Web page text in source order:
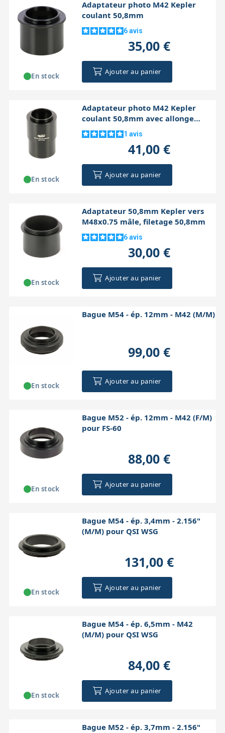
Adaptateur photo M42 Kepler
coulant 50,8mm
6avis
35,00 €
Ajouter au panier
En stock
Adaptateur photo M42 Kepler
coulant 50,8mm avec allonge
40mm
1 avis
41,00 €
Ajouter au panier
En stock
Adaptateur 50,8mm Kepler vers
M48x0.75 mâle, filetage 50,8mm
6avis
30,00 €
Ajouter au panier
En stock
Bague M54 - ép. 12mm - M42 (M/M)
99,00 €
Ajouter au panier
En stock
Bague M52 - ép. 12mm - M42 (F/M)
pour FS-60
88,00 €
Ajouter au panier
En stock
Bague M54 - ép. 3,4mm - 2.156"
(M/M) pour QSI WSG
131,00 €
Ajouter au panier
En stock
Bague M54 - ép. 6,5mm - M42
(M/M) pour QSI WSG
84,00 €
Ajouter au panier
En stock
Bague M52 - ép. 3,7mm - 2.156"